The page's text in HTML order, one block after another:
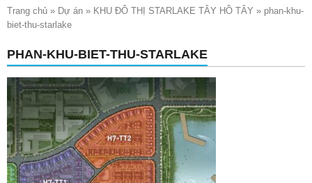
Trang chủ » Dự án » KHU ĐÔ THỊ STARLAKE TÂY HỒ TÂY » phan-khu-
biet-thu-starlake
PHAN-KHU-BIET-THU-STARLAKE